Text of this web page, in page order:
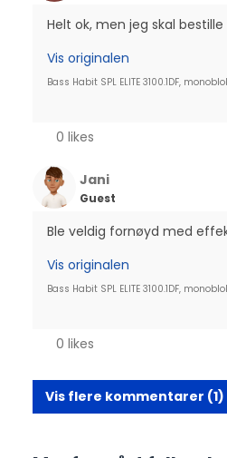
Helt ok, men jeg skal
Vis originalen
Bass Habit SPL ELITE 3100.1DF,
0 likes
Jani
Guest
Ble veldig fornøyd med
Vis originalen
Bass Habit SPL ELITE 3100.1DF,
0 likes
Vis flere kommentarer (1)